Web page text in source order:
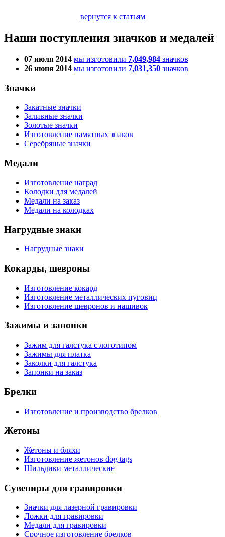
вернутся к статьям
Наши поступления значков и медалей
07 июля 2014 мы изготовили 7,049,984 значков
26 июня 2014 мы изготовили 7,031,350 значков
Значки
Закатные значки
Заливные значки
Золотые значки
Изготовление памятных знаков
Серебряные значки
Медали
Изготовление наград
Колодки для медалей
Медали на заказ
Медали на колодках
Нагрудные знаки
Нагрудные знаки
Кокарды, шевроны
Изготовление кокард
Изготовление металлических пуговиц
Изготовление шевронов и нашивок
Зажимы и запонки
Зажим для галстука с логотипом
Зажимы для платка
Заколки для галстука
Запонки на заказ
Брелки
Изготовление и производство брелков
Жетоны
Жетоны и бляхи
Изготовление жетонов dog tags
Шильдики металлические
Сувениры для гравировки
Значки для лазерной гравировки
Ложки для гравировки
Медали для гравировки
Срочное изготовление брелков